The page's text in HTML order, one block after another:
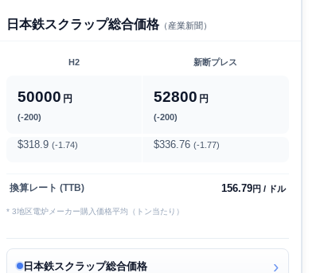
日本鉄スクラップ総合価格（産業新聞）
H2 新断プレス
50000 円
(-200)
52800 円
(-200)
$318.9 (-1.74) $336.76 (-1.77)
換算レート (TTB) 156.79円 / ドル
* 3地区電炉メーカー購入価格平均（トン当たり）
日本鉄スクラップ総合価格